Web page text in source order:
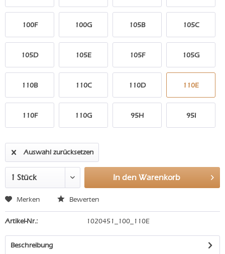
100F 100G 105B 105C
105D 105E 105F 105G
110B 110C 110D 110E
110F 110G 95H 95I
Auswahl zurücksetzen
In den Warenkorb
Merken Bewerten
Artikel-Nr.: 1020451_100_110E
Beschreibung